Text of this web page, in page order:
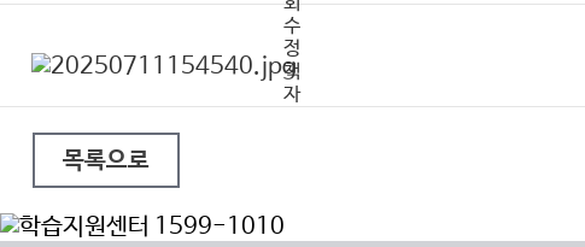
목록으로